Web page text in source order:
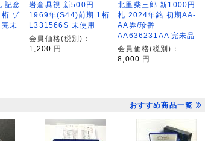
記念
ゾ
未
岩倉具視 新500円
1969年(S44)前期 1桁
L331566S 未使用
会員価格(税別)：
1,200 円
北里柴三郎 新1000円
札 2024年銘 初期AA-
AA券/珍番
AA636231AA 完未品
会員価格(税別)：
8,000 円
おすすめ商品一覧